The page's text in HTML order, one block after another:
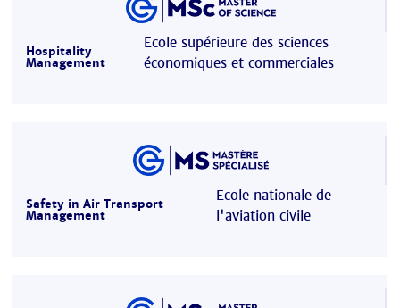
Hospitality
Management
Ecole supérieure des sciences
économiques et commerciales
Safety in Air Transport
Management
Ecole nationale de
l'aviation civile